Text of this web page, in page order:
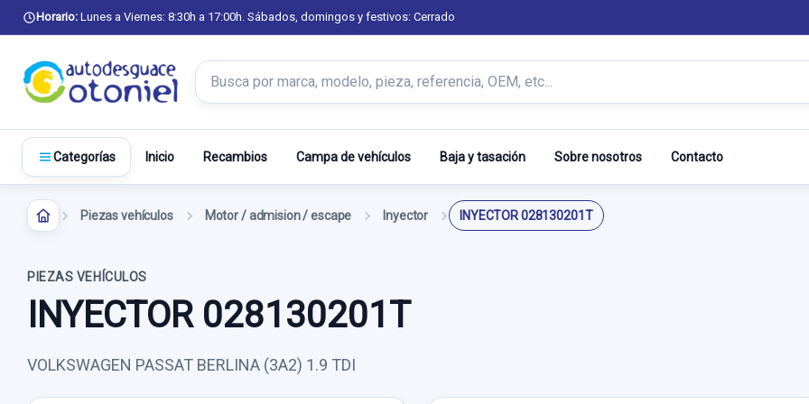
Horario: Lunes a Viernes: 8:30h a 17:00h. Sábados, domingos y festivos: Cerrado
Buscar productos
Categorías Inicio Recambios Campa de vehículos Baja y tasación Sobre nosotros Contacto
Piezas vehículos Motor / admision / escape Inyector INYECTOR 028130201T
PIEZAS VEHÍCULOS
INYECTOR 028130201T
VOLKSWAGEN PASSAT BERLINA (3A2) 1.9 TDI